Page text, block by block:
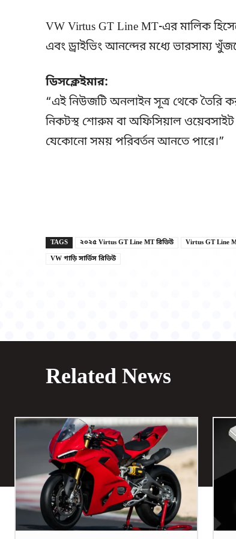
VW Virtus GT Line MT-এর মালিক
এবং ড্রাইভিং আনন্দের মধ্যে ভারসাম্য
ডিসক্লেইমার:
“এই নিউজটি অনলাইন সূত্র থেকে তৈরি
নিকটস্থ শোরুম বা অফিসিয়াল ওয়েবসাইট
যেকোনো সময় পরিবর্তন আনতে পারে।”
TAGS ২০২৫ Virtus GT Line MT রিভিউ Virtus GT Line
VW গাড়ি সার্ভিস রিভিউ
Related News